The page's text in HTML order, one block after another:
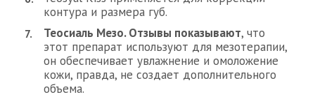
контура и размера губ.
Теосиаль Мезо. Отзывы показывают, что
этот препарат используют для мезотерапии,
он обеспечивает увлажнение и омоложение
кожи, правда, не создает дополнительного
объема.